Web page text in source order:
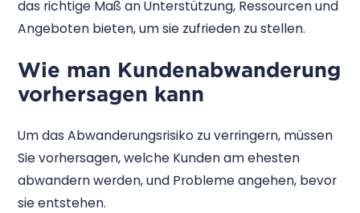
das richtige Maß an Unterstützung, Ressourcen und
Angeboten bieten, um sie zufrieden zu stellen.
Wie man Kundenabwanderung
vorhersagen kann
Um das Abwanderungsrisiko zu verringern, müssen
Sie vorhersagen, welche Kunden am ehesten
abwandern werden, und Probleme angehen, bevor
sie entstehen.